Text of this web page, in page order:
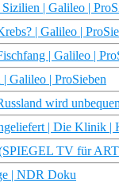
| Galileo |
| Galileo |
| Galileo |
Galileo | ProSieben
wird
| Die Klinik |
TV für
| NDR Doku